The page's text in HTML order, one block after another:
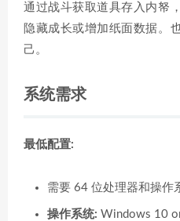
通过战斗获取道具存入内帑
隐藏成长或增加纸面数据。
己。
系统需求
最低配置:
需要 64 位处理器和操作
操作系统: Windows 10